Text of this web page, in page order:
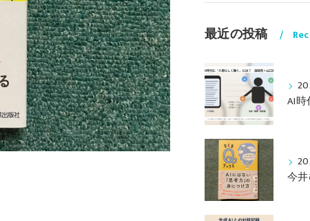
最近の投稿